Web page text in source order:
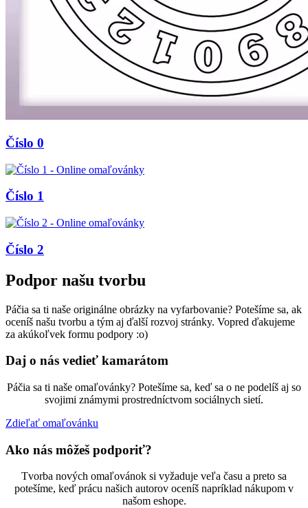
Číslo 0
Číslo 1
Číslo 2
Podpor našu tvorbu
Páčia sa ti naše originálne obrázky na vyfarbovanie? Potešíme sa, ak
oceníš našu tvorbu a tým aj ďalší rozvoj stránky. Vopred ďakujeme
za akúkoľvek formu podpory :o)
Daj o nás vedieť kamarátom
Páčia sa ti naše omaľovánky? Potešíme sa, keď sa o ne podelíš aj so
svojimi známymi prostredníctvom sociálnych sietí.
Zdieľať omaľovánku
Ako nás môžeš podporiť?
Tvorba nových omaľovánok si vyžaduje veľa času a preto sa
potešíme, keď prácu našich autorov oceníš napríklad nákupom v
našom eshope.